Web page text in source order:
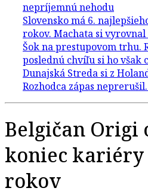
Belgičan Origi
koniec kariéry
rokov